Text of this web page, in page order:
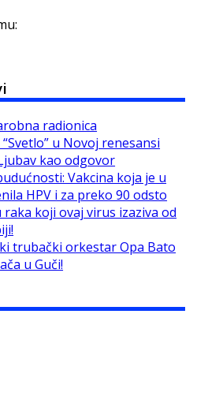
radionica
u Novoj renesansi
kao odgovor
Vakcina koja je u
HPV i za preko 90 odsto
koji ovaj virus izaziva od
trubački orkestar Opa Bato
u Guči!